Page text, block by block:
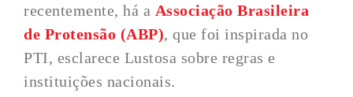
recentemente, há a Associação Brasileira
de Protensão (ABP), que foi inspirada no
PTI, esclarece Lustosa sobre regras e
instituições nacionais.